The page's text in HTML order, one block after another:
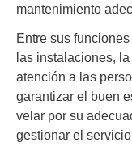
mantenimiento
Entre sus
las instalaciones,
atención a las
garantizar el buen
velar por su
gestionar el